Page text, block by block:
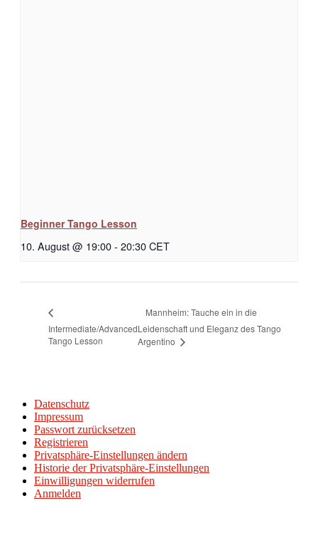
Beginner Tango Lesson
10. August @ 19:00- 20:30CET
Intermediate/Advanced
Tango Lesson
Mannheim: Tauche ein in die
Leidenschaft und Eleganz des Tango
Argentino
Datenschutz
Impressum
Passwort zurücksetzen
Registrieren
Privatsphäre-Einstellungen ändern
Historie der Privatsphäre-Einstellungen
Einwilligungen widerrufen
Anmelden